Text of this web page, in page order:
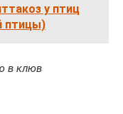
у птиц
птицы)
в клюв